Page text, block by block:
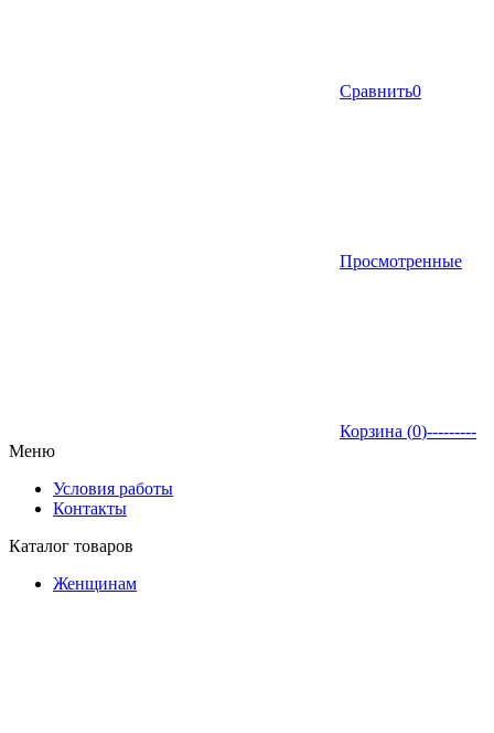
Сравнить0
Просмотренные
Корзина (0)---------
Меню
Условия работы
Контакты
Каталог товаров
Женщинам